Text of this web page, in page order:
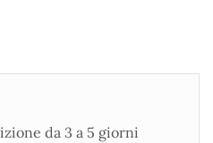
da 3 a 5 giorni